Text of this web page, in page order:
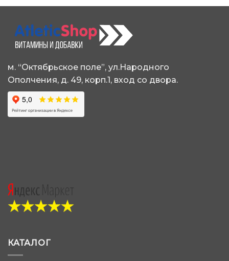
м. “Октябрьское поле”, ул.Народного
Ополчения, д. 49, корп.1, вход со двора.
КАТАЛОГ